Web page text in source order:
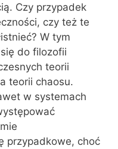
Czy przypadek
czy też te
W tym
do filozofii
teorii
teorii chaosu.
w systemach
przypadkowe, choć